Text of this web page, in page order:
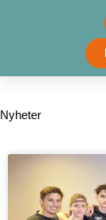
Nyheter